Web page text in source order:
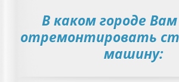
В каком городе
отремонтировать
машину: